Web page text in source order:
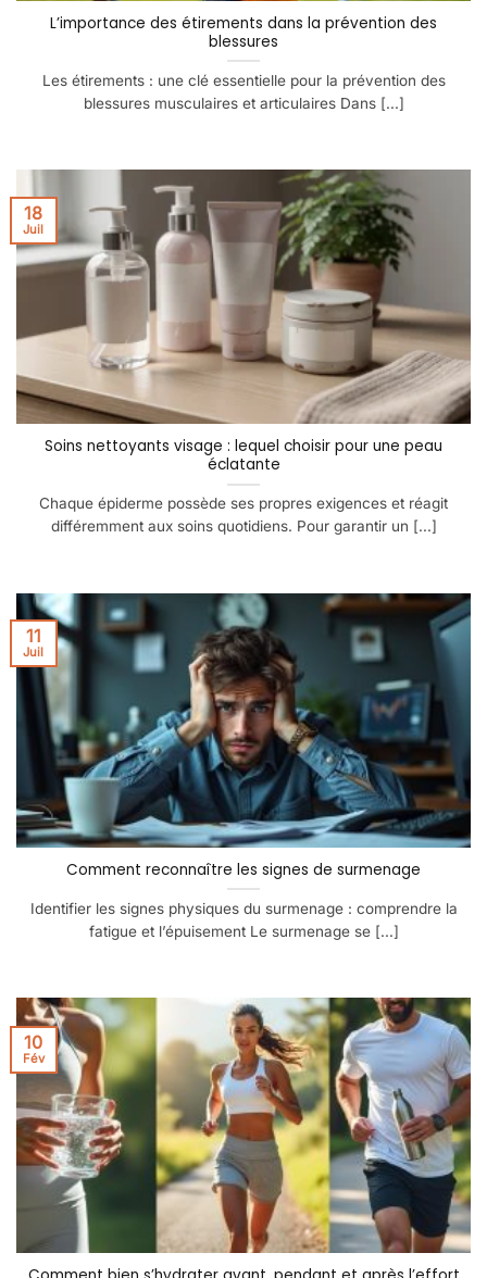
L’importance des étirements dans la prévention des
blessures
Les étirements : une clé essentielle pour la prévention des
blessures musculaires et articulaires Dans [...]
Soins nettoyants visage : lequel choisir pour une peau
éclatante
Chaque épiderme possède ses propres exigences et réagit
différemment aux soins quotidiens. Pour garantir un [...]
18
Juil
Comment reconnaître les signes de surmenage
Identifier les signes physiques du surmenage : comprendre la
fatigue et l’épuisement Le surmenage se [...]
11
Juil
10
Fév